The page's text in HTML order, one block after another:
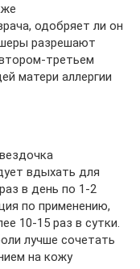
одобряет ли он
разрешают
третьем
матери аллергии
вдыхать для
в день по 1-2
по применению,
10-15 раз в сутки.
лучше сочетать
на кожу